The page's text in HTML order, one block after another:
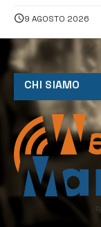
9 AGOSTO 2026
CHI SIAMO